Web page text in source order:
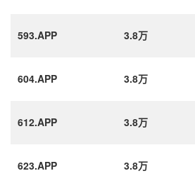
593.APP 3.8万
604.APP 3.8万
612.APP 3.8万
623.APP 3.8万